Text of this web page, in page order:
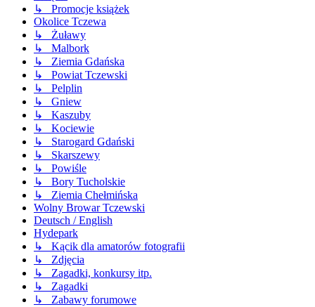
↳ Promocje książek
Okolice Tczewa
↳ Żuławy
↳ Malbork
↳ Ziemia Gdańska
↳ Powiat Tczewski
↳ Pelplin
↳ Gniew
↳ Kaszuby
↳ Kociewie
↳ Starogard Gdański
↳ Skarszewy
↳ Powiśle
↳ Bory Tucholskie
↳ Ziemia Chełmińska
Wolny Browar Tczewski
Deutsch / English
Hydepark
↳ Kącik dla amatorów fotografii
↳ Zdjęcia
↳ Zagadki, konkursy itp.
↳ Zagadki
↳ Zabawy forumowe